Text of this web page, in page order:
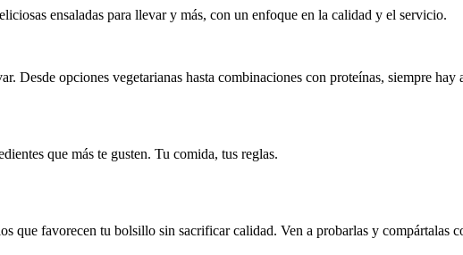
ensaladas para llevar y más, con un enfoque en la calidad y el servicio.
Desde opciones vegetarianas hasta combinaciones con proteínas, siempre hay
que más te gusten. Tu comida, tus reglas.
que favorecen tu bolsillo sin sacrificar calidad. Ven a probarlas y compártalas